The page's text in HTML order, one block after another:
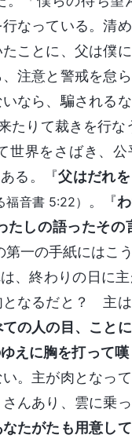
なっている。清
ことに、父は僕
注意と警戒を怠
なら、騙される
たりて裁きを行
界をさばき、
る。『父はだれ
福音書 5:22） 。『
しの語ったそ
第一の手紙にはこ
、終わりの日に
なるだと？ 主
の人の目、こと
えに胸を打って嘆
。主が肉となっ
んあり、雲に乗
なたがたも用意し